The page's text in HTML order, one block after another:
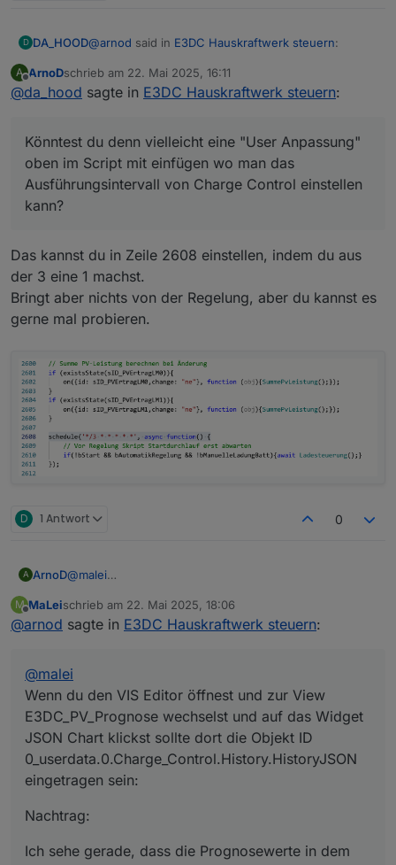
D DA_HOOD@arnod said in E3DC Hauskraftwerk steuern:
Abfrageintervall Adapter 3 sek. +
wird 6 sek. sind schon 12 sek. im Worstcase.
oben im Script mit einfügen wo man das
Ausführungsintervall von Charge Control einstellen
kann? Ich führe bei mir die Skripte eigentlich immer
Sekündlich aus. Der Adapter liefert auch jede
Sekunden kann man ja als Standard drinnen lassen
:)
A
Offline
ArnoDschrieb am 22. Mai 2025, 16:11
zuletzt editiert von
@da_hood sagte in E3DC Hauskraftwerk steuern:
Könntest du denn vielleicht eine "User Anpassung"
oben im Script mit einfügen wo man das
Ausführungsintervall von Charge Control einstellen
kann?
Das kannst du in Zeile 2608 einstellen, indem du aus
der 3 eine 1 machst.
Bringt aber nichts von der Regelung, aber du kannst es
gerne mal probieren.
D 1 Antwort 0
A ArnoD@malei
E3DC_PV_Prognose wechselst und auf das Widget
JSON Chart klickst sollte dort die Objekt ID
Nachtrag:
Diagramm noch aktualisiert werden, dann müssen die
Einstellungen auch stimmen.
Hast du das Skript einmal neu gestartet?
Prüfe mal bitte, ob die Objekt ID
0_userdata.0.Charge_Control.Allgemein.IstPv
ErtragLM0_kWh
aktualisiert wird, wenn du PV-Leistung
M
Offline
MaLeischrieb am 22. Mai 2025, 18:06
zuletzt editiert von
@arnod sagte in E3DC Hauskraftwerk steuern:
@malei
Wenn du den VIS Editor öffnest und zur View
E3DC_PV_Prognose wechselst und auf das Widget
JSON Chart klickst sollte dort die Objekt ID
0_userdata.0.Charge_Control.History.HistoryJSON
eingetragen sein:
Nachtrag:
Ich sehe gerade, dass die Prognosewerte in dem